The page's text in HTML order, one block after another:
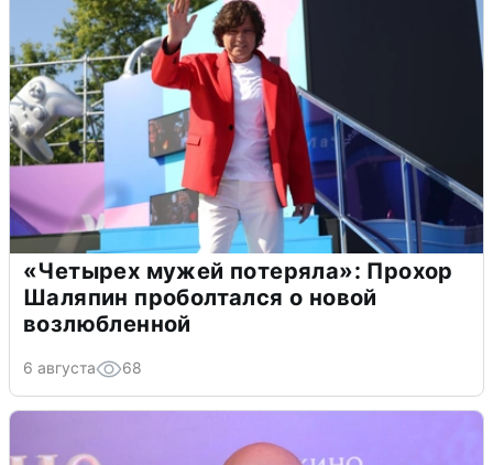
«Четырех мужей потеряла»: Прохор
Шаляпин проболтался о новой
возлюбленной
6 августа 68